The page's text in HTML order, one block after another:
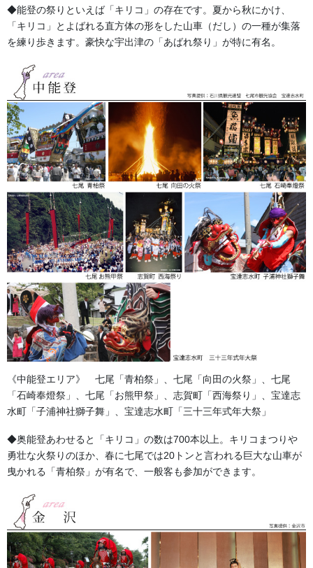
しくお打ち合わせさせていただきます。お客様の思いをお伺い
し、最適なプランをご提案いたします。
お祭り前掛け（けんたい）の価格と納期
作成事案はこちら
step3
＜1.定番から選んで作成する場合＞
をご用意しております。
＜2.お客様オリジナルデザインを作成する場合＞
お客様のご希望の図・柄をお聞きしてレイアウトを作成いたしま
◆能登の祭りといえば「キリコ」の存在です。夏から秋にかけ、
「キリコ」とよばれる直方体の形をした山車（だし）の一種が集落
を練り歩きます。豪快な宇出津の「あばれ祭り」が特に有名。
《中能登エリア》 七尾「青柏祭」、七尾「向田の火祭」、七尾
「石崎奉燈祭」、七尾「お熊甲祭」、志賀町「西海祭り」、宝達志
水町「子浦神社獅子舞」、宝達志水町「三十三年式年大祭」
◆奥能登あわせると「キリコ」の数は700本以上。キリコまつりや
勇壮な火祭りのほか、春に七尾では20トンと言われる巨大な山車が
曳かれる「青柏祭」が有名で、一般客も参加ができます。